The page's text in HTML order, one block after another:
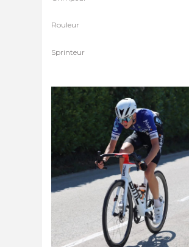
Rouleur
Sprinteur